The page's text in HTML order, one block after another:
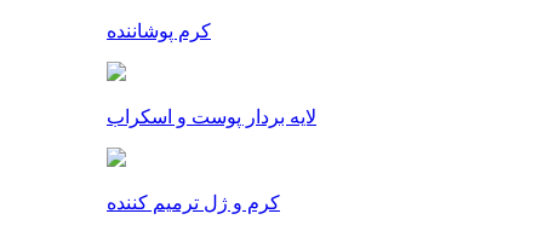
کرم پوشاننده
لایه بردار پوست و اسکراب
کرم و ژل ترمیم کننده